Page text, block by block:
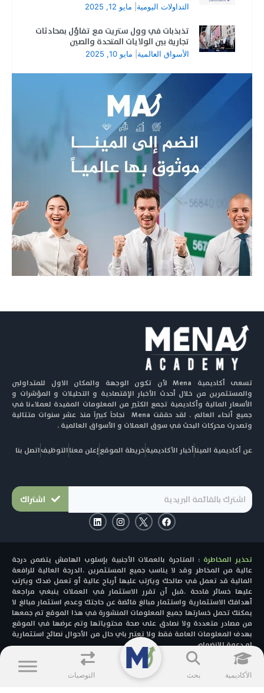
التداولات اليومية مايو 12, 2025
تذبذبات في وول ستريت مع تفاؤل بمحادثات
تجارية بين الولايات المتحدة والصين
الأسواق العالمية مايو 10, 2025
تسعى أكاديمية Mena لأن تكون الوجهة والمكان الاول للمتداولين
والمستثمرين من خلال أحدث الأخبار الإقتصادية و التحليلات و المؤشرات و
الأسعار المالية وأكاديمية تجمع الكثير من المعلومات المفيدة لعملاءنا في
جميع أنحاء العالم . لقد حققت Mena نجاحاً كبيراً منذ عشر سنوات متتالية
وتصدرت محركات البحث في سوق العملات و الأسواق العالمية .
عن أكاديمية الميناأخبار الأكاديميةخريطة الموقعإعلن معناالتوظيفاتصل بنا
اشتراك
F
a
c
o
o
k
I
n
s
g
r
a
m
L
i
n
d
i
n
تحذير المخاطرة : المتاجرة بالعملات الأجنبية بإسلوب الهامش يتضمن درجة
عالية من المخاطر وقد لا يناسب جميع المستثمرين .الدرجة العالية للرافعة
المالية قد تعمل في صالحك ويترتب عليها أرباح عالية أو تعمل ضدك ويترتب
عليها خسائر فادحة .قبل أن تقرر الاستثمار في العملات ينبغي مراجعة
أهدافك الاستثمارية واستثمار مبالغ فائضة عن حاجتك وعدم استثمار مبالغ لا
يمكنك تحمل خسارتها جميع المعلومات المنشورة في هذا الموقع تم جمعها
من مصادر متعددة ولا نصادق على صحة محتوياتها وتم عرضها في الموقع
بهدف المعلومات العامة فقط ولا تعتبر باي حال من الأحوال نصائح استثمارية
او دعوة للانضمام
© 2025 - MENACAD All Rights Reserved.
الأكاديمية بحث التوصيات